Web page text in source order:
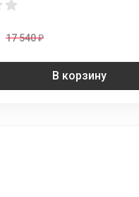
17 540₽
В корзину